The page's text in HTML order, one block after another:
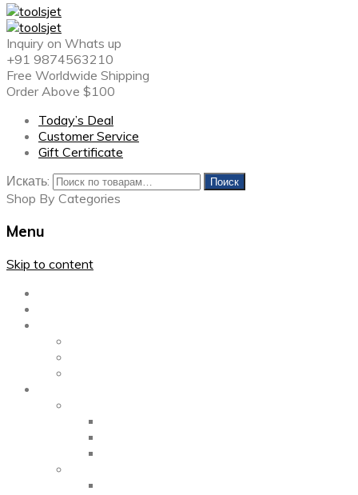
Inquiry on Whats up
+91 9874563210
Free Worldwide Shipping
Order Above $100
Today’s Deal
Customer Service
Gift Certificate
Искать:
Поиск
Shop By Categories
Menu
Skip to content